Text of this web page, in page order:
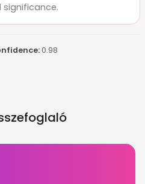
significance.
0.98